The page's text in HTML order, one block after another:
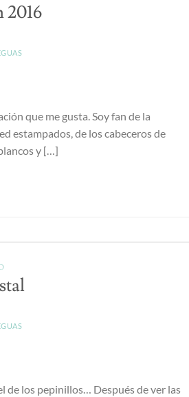
2016
que me gusta. Soy fan de la
estampados, de los cabeceros de
y […]
de los pepinillos… Después de ver las